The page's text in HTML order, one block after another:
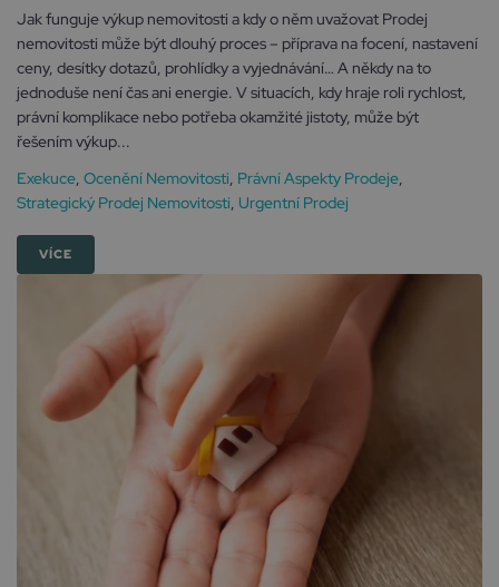
Jak funguje výkup nemovitosti a kdy o něm uvažovat Prodej
nemovitosti může být dlouhý proces – příprava na focení, nastavení
ceny, desítky dotazů, prohlídky a vyjednávání… A někdy na to
jednoduše není čas ani energie. V situacích, kdy hraje roli rychlost,
právní komplikace nebo potřeba okamžité jistoty, může být
řešením výkup...
Exekuce, Ocenění Nemovitosti, Právní Aspekty Prodeje,
Strategický Prodej Nemovitosti, Urgentní Prodej
VÍCE